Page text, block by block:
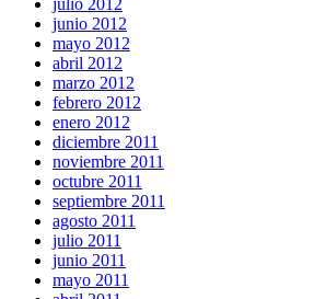
junio 2012
mayo 2012
abril 2012
marzo 2012
febrero 2012
enero 2012
diciembre 2011
noviembre 2011
octubre 2011
septiembre 2011
agosto 2011
julio 2011
junio 2011
mayo 2011